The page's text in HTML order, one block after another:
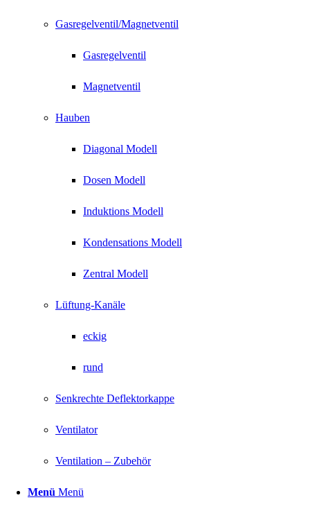
Gasregelventil/Magnetventil
Gasregelventil
Magnetventil
Hauben
Diagonal Modell
Dosen Modell
Induktions Modell
Kondensations Modell
Zentral Modell
Lüftung-Kanäle
eckig
rund
Senkrechte Deflektorkappe
Ventilator
Ventilation – Zubehör
Menü Menü